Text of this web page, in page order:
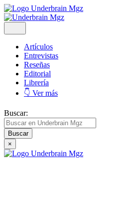
Artículos
Entrevistas
Reseñas
Editorial
Librería
👇 Ver más
Buscar:
×